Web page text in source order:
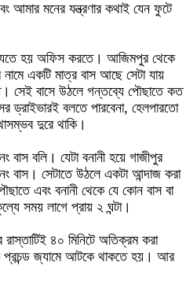
আমার মনের যন্ত্রণার কথাই যেন ফুটে
হয় অফিস করতে। আজিমপুর থেকে
একটি মাত্র বাস আছে সেটা যায়
সেই বাসে উঠলে গন্তব্যে পৌছাতে কত
ড্রাইভারই বলতে পারবেনা, হেলপারতো
দুরে থাকি।
বলি। যেটা বনানী হয়ে গাজীপুর
বাস। সেটাতে উঠলে একটা আন্দাজ করা
এবং বনানী থেকে যে কোন বাস বা
সময় লাগে প্রায় ২ ঘন্টা।
৪০ মিনিটে অতিক্রম করা
প্রচন্ড জ্যামে আটকে থাকতে হয়। আর